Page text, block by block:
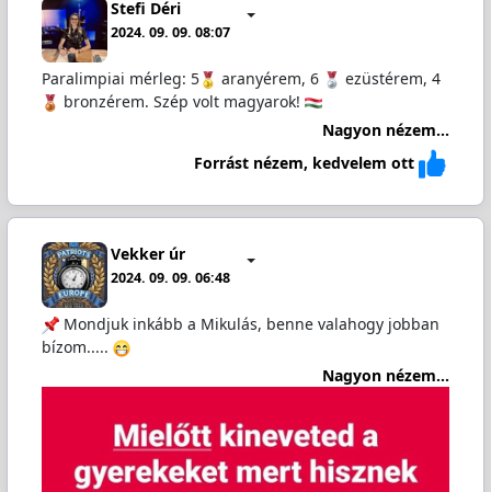
Stefi Déri
2024. 09. 09. 08:07
Paralimpiai mérleg: 5 aranyérem, 6
ezüstérem, 4
bronzérem. Szép volt magyarok!
Nagyon nézem...
Forrást nézem, kedvelem ott
Vekker úr
2024. 09. 09. 06:48
Mondjuk inkább a Mikulás, benne valahogy jobban
bízom.....
Nagyon nézem...